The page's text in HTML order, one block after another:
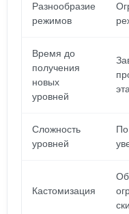
Разнообразие
режимов
Время до
получения
новых
уровней
Сложность
уровней
По
Кастомизация
Об